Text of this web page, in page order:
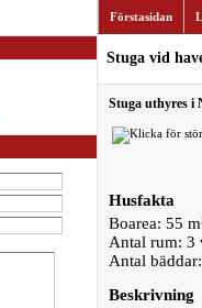
Förstasidan
Stuga vid
Stuga uthyres i
Husfakta
Boarea: 55
Antal rum: 3
Antal
Beskrivning